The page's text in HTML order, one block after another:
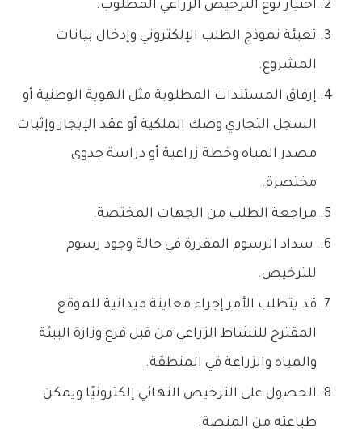
اختيار نوع الترخيص الزراعي المطلوب.
تعبئة نموذج الطلب الإلكتروني وإدخال بيانات
المشروع.
إرفاق المستندات المطلوبة مثل الهوية الوطنية أو
السجل التجاري وصك الملكية أو عقد الإيجار وإثبات
مصدر المياه وخطة زراعية أو دراسة جدوى
مختصرة.
مراجعة الطلب من الجهات المختصة.
سداد الرسوم المقررة في حالة وجود رسوم
للترخيص.
قد يتطلب الأمر إجراء معاينة ميدانية للموقع
المقترح للنشاط الزراعي من قبل فرع وزارة البيئة
والمياه والزراعة في المنطقة.
الحصول على الترخيص النهائي إلكترونيًا ويمكن
طباعته من المنصة.